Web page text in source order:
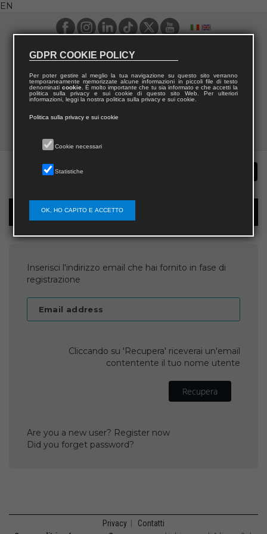
EN
Username recovery
Inserisci l'indirizzo email che hai fornito in fase di
registrazione
Email address
Cliccando su 'Recupera' riceverai un'email
contentente il tuo nome utente
Recupera
Are you a new user? Register now
Did you forget password?
Privacy Contatti
GDPR COOKIE POLICY
Per poter gestire al meglio la tua navigazione su questo sito verranno
temporaneamente memorizzate alcune informazioni in piccoli file di testo
denominati cookie. È molto importante che tu sia informato e che accetti la
politica sulla privacy e sui cookie di questo sito Web. Per ulteriori
informazioni, leggi la nostra politica sulla privacy e sui cookie.
Politica sulla privacy e sui cookie
Cookie necessari
Statistiche
OK, HO CAPITO E ACCETTO